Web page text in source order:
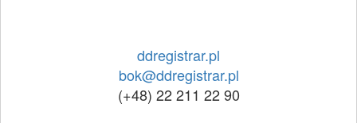
ddregistrar.pl
bok@ddregistrar.pl
(+48) 22 211 22 90